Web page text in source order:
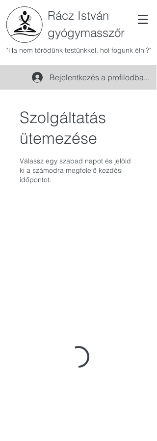
Rácz István
gyógymasszőr
"Ha nem törődünk testünkkel, hol fogunk élni?"
Bejelentkezés a profilodba...
Szolgáltatás
ütemezése
Válassz egy szabad napot és jelöld
ki a számodra megfelelő kezdési
időpontot.